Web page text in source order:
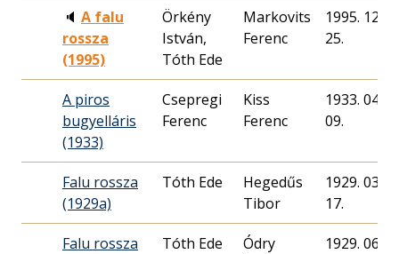
🔈 A falu
rossza
(1995)
Örkény
István,
Tóth Ede
Markovits
Ferenc
1995. 12.
25.
A piros
bugyelláris
(1933)
Csepregi
Ferenc
Kiss
Ferenc
1933. 04.
09.
Falu rossza
(1929a)
Tóth Ede
Hegedűs
Tibor
1929. 03.
17.
Falu rossza
Tóth Ede
Ódry
1929. 06.